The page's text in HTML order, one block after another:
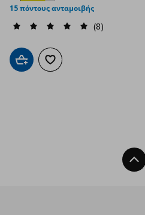
15 πόντους ανταμοιβής
(8)
Προσθήκη στο καλάθι
Προσθήκη στα αγαπημένα